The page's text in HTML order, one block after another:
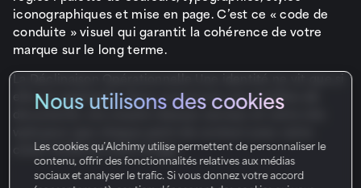
Nous utilisons des cookies
Les cookies qu’Alchimy utilise permettent de personnaliser le
contenu, offrir des fonctionnalités relatives aux médias
sociaux et analyser le trafic. Si vous donnez votre accord
iconographiques et mise en page. C’est ce « code de
conduite » visuel qui garantit la cohérence de votre
marque sur le long terme.
La Déclinaison Opérationnelle Une identité ne vit que si
elle est appliquée. Nous concevons vos modèles de
documents, vos visuels réseaux sociaux et votre site
client renforce votre image.